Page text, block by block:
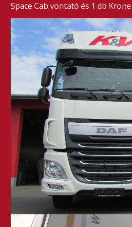
Space Cab vontató és 1 db